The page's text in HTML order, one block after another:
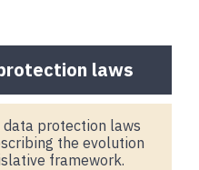
laws
protection laws
the evolution
framework.